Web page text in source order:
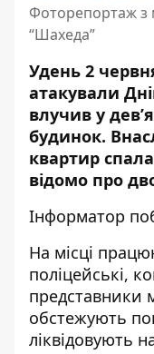
Фоторепортаж з
“Шахеда”
Удень 2
атакували
влучив у
будинок.
квартир
відомо про
Інформатор
На місці
поліцейські,
представники
обстежують
ліквідовують